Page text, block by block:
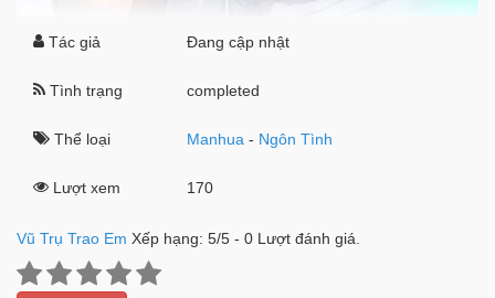
Tác giả Đang cập nhật
Tình trạng completed
Thể loại Manhua - Ngôn Tình
Lượt xem 170
Vũ Trụ Trao Em Xếp hạng: 5/5 - 0 Lượt đánh giá.